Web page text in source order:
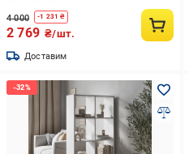
4 000 -1 231 ₴
2 769 ₴/шт.
Доставим